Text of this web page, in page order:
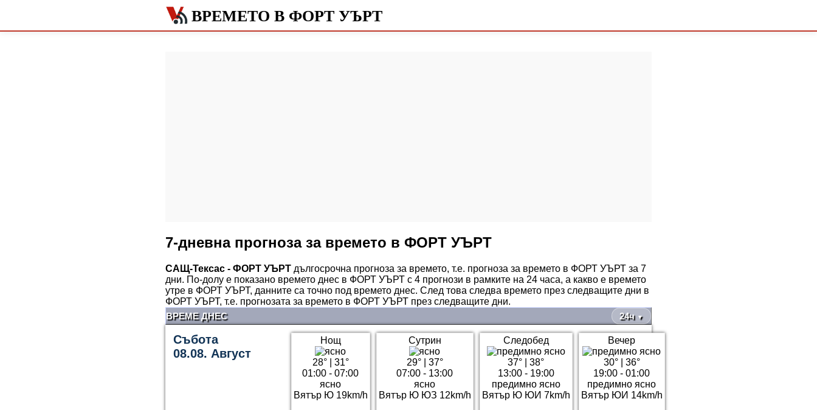
ВРЕМЕТО В ФОРТ УЪРТ
7-дневна прогноза за времето в ФОРТ УЪРТ
САЩ-Тексас - ФОРТ УЪРТ дългосрочна прогноза за времето, т.е. прогноза за времето в ФОРТ УЪРТ за 7
дни. По-долу е показано времето днес в ФОРТ УЪРТ с 4 прогнози в рамките на 24 часа, а какво е времето
утре в ФОРТ УЪРТ, данните са точно под времето днес. След това следва времето през следващите дни в
ФОРТ УЪРТ, т.е. прогнозата за времето в ФОРТ УЪРТ през следващите дни.
ВРЕМЕ ДНЕС
24ч ▼
Събота
08.08. Август
Нощ
28°| 31°
01:00 - 07:00
ясно
Вятър Ю 19km/h
Сутрин
29°| 37°
07:00 - 13:00
ясно
Вятър Ю ЮЗ 12km/h
Следобед
37°
38°
13:00 - 19:00
предимно ясно
Вятър Ю ЮИ 7km/h
Вечер
30°| 36°
19:00 - 01:00
предимно ясно
Вятър ЮИ 14km/h